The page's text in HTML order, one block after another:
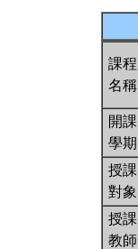
課程
名稱
開課
學期
授課
對象
授課
教師